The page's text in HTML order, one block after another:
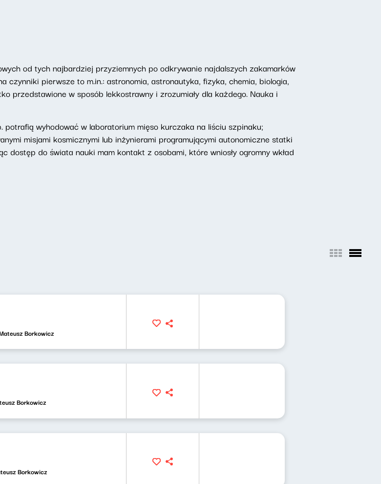
od tych najbardziej przyziemnych po odkrywanie najdalszych zakamarków
czynniki pierwsze to m.in.: astronomia, astronautyka, fizyka, chemia, biologia,
przedstawione w sposób lekkostrawny i zrozumiały dla każdego. Nauka i
wyhodować w laboratorium mięso kurczaka na liściu szpinaku;
misjami kosmicznymi lub inżynierami programującymi autonomiczne statki
dostęp do świata nauki mam kontakt z osobami, które wniosły ogromny wkład
Borkowicz
Borkowicz
Borkowicz